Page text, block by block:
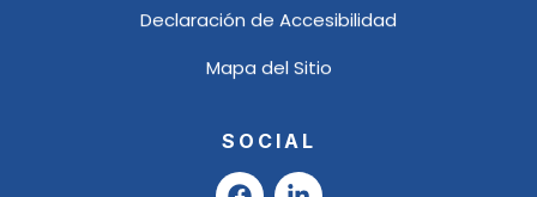
Declaración de Accesibilidad
Mapa del Sitio
SOCIAL
F
L